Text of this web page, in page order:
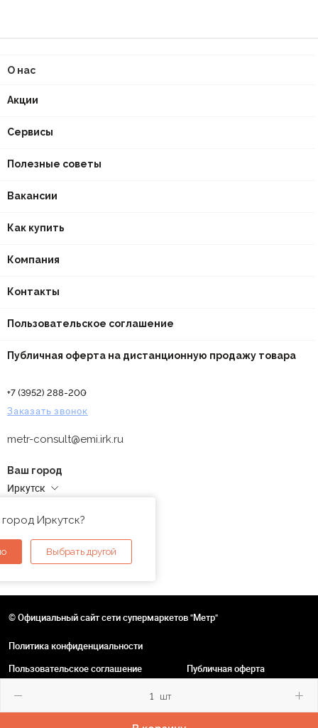
шт
О нас
Акции
Сервисы
Полезные советы
Вакансии
Как купить
Компания
Контакты
Пользовательское соглашение
Публичная оферта на дистанционную продажу товара
+7 (3952) 288-200
Заказать звонок
metr-consult@emi.irk.ru
Ваш город
Иркутск
Иркутск?
Выбрать другой
© Официальный сайт сети супермаркетов "Метр"
Политика конфиденциальности
Пользовательское соглашение
Публичная оферта